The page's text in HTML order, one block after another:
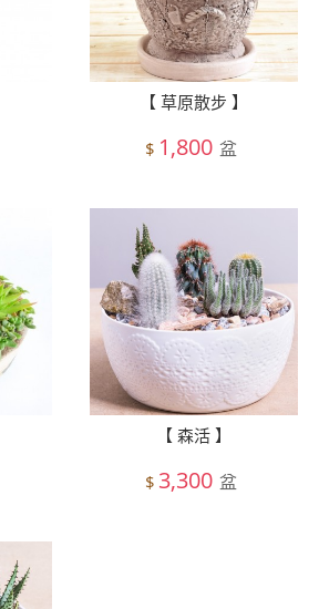
【 草原散步 】
$ 1,800 盆
【 森活 】
$ 3,300 盆